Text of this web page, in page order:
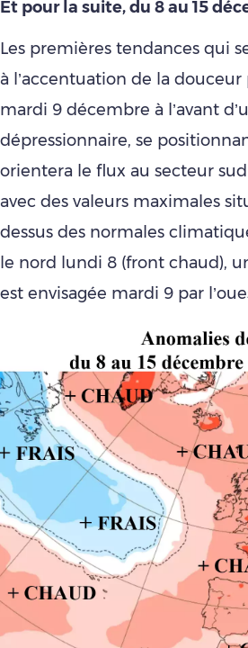
Et pour la suite, du 8 au 15
Les premières tendances qui
à l’accentuation de la
mardi 9 décembre à l’avant
dépressionnaire, se
orientera le flux au secteur
avec des valeurs maximales
dessus des normales
le nord lundi 8 (front chaud),
est envisagée mardi 9 par